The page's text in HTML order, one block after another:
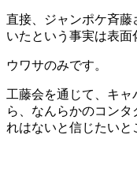
直接、ジャンポケ斉藤
いたという事実は表面
ウワサのみです。
工藤会を通じて、キ
ら、なんらかのコン
れはないと信じたいと